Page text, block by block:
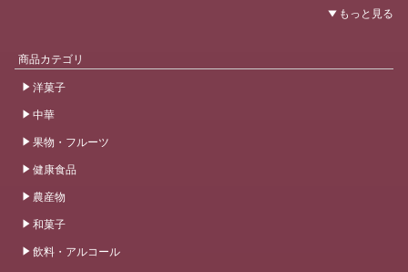
商品カテゴリ
洋菓子
中華
果物・フルーツ
健康食品
農産物
和菓子
飲料・アルコール